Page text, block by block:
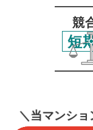
競
短
＼当マンショ